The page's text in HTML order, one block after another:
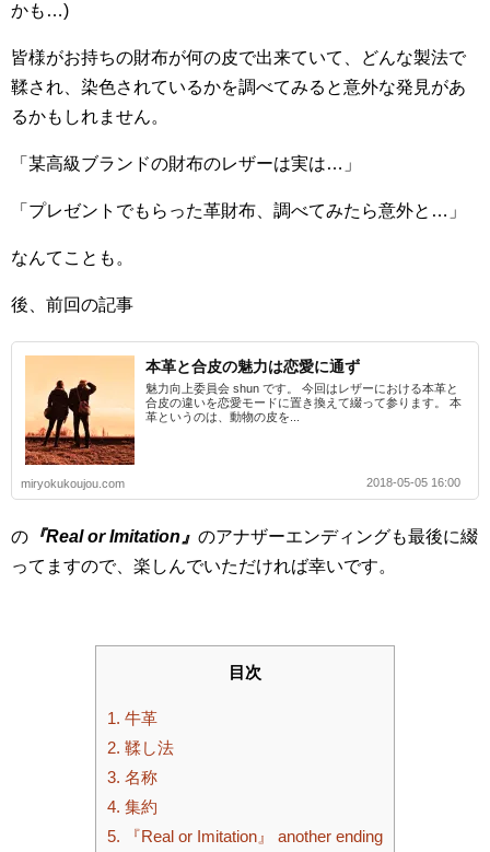
かも…)
皆様がお持ちの財布が何の皮で出来ていて、どんな製法で
鞣され、染色されているかを調べてみると意外な発見があ
るかもしれません。
「某高級ブランドの財布のレザーは実は…」
「プレゼントでもらった革財布、調べてみたら意外と…」
なんてことも。
後、前回の記事
本革と合皮の魅力は恋愛に通ず
魅力向上委員会 shun です。 今回はレザーにおける本革と
合皮の違いを恋愛モードに置き換えて綴って参ります。 本
革というのは、動物の皮を...
miryokukoujou.com 2018-05-05 16:00
の 『Real or Imitation』 のアナザーエンディングも最後に綴
ってますので、楽しんでいただければ幸いです。
目次
1. 牛革
2. 鞣し法
3. 名称
4. 集約
5. 『Real or Imitation』 another ending